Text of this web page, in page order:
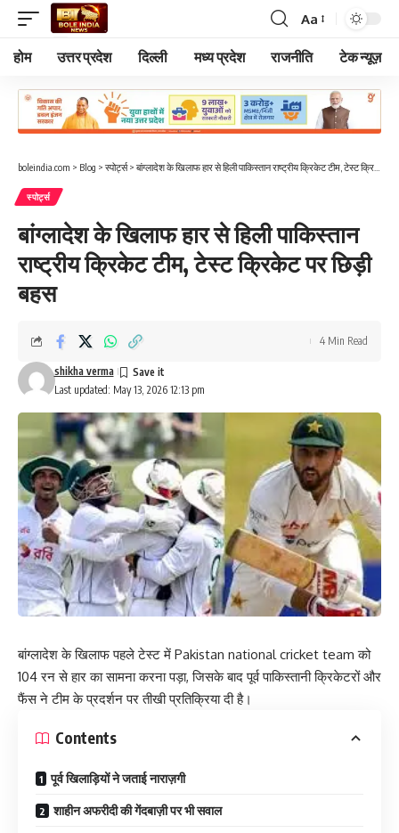
Font
Resizer
Aa
होम उत्तर प्रदेश दिल्ली मध्य प्रदेश राजनीति टेक न्यूज़
boleindia.com > Blog > स्पोर्ट्स> बांग्लादेश के खिलाफ हार से हिली पाकिस्तान राष्ट्रीय क्रिकेट टीम, टेस्ट क्रिकेट पर छिड़ी बहस
स्पोर्ट्स
बांग्लादेश के खिलाफ हार से हिली पाकिस्तान
राष्ट्रीय क्रिकेट टीम, टेस्ट क्रिकेट पर छिड़ी
बहस
Last updated: May 13, 2026 12:13 pm
shikha verma
4 Min Read
बांग्लादेश के खिलाफ पहले टेस्ट में Pakistan national cricket team को
104 रन से हार का सामना करना पड़ा, जिसके बाद पूर्व पाकिस्तानी क्रिकेटरों और
फैंस ने टीम के प्रदर्शन पर तीखी प्रतिक्रिया दी है।
Contents
पूर्व खिलाड़ियों ने जताई नाराज़गी
शाहीन अफरीदी की गेंदबाज़ी पर भी सवाल